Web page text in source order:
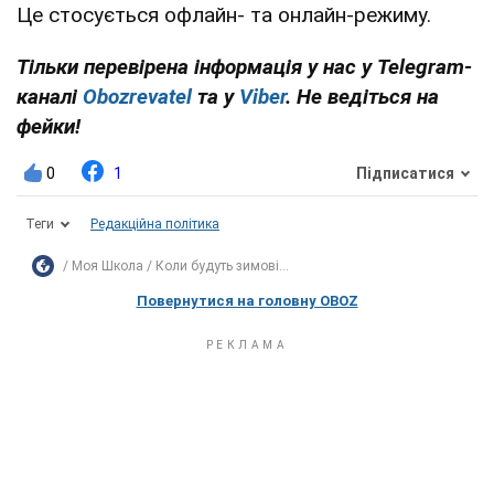
Це стосується офлайн- та онлайн-режиму.
Тільки перевірена інформація у нас у Telegram-
каналі Obozrevatelта у Viber. Не ведіться на
фейки!
0 1 Підписатися
Теги Редакційна політика
Моя Школа Коли будуть зимові...
Повернутися на головну OBOZ